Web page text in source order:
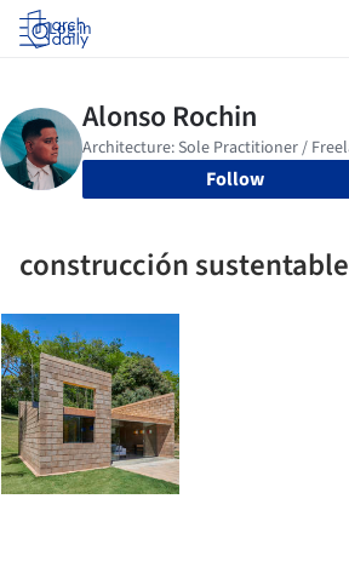
Log in
Follow
construcción sustentable